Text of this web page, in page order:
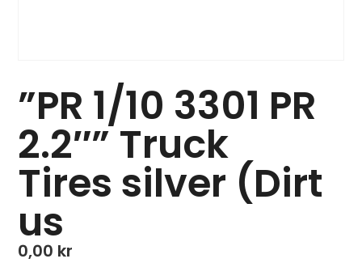
”PR 1/10 3301 PR
2.2″” Truck
Tires silver (Dirt
us
0,00 kr